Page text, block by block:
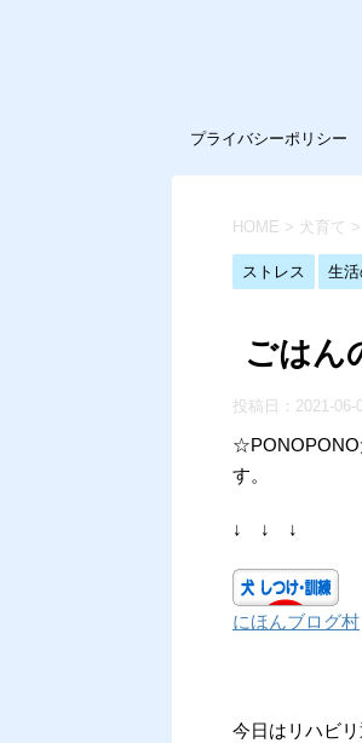
プライバシーポリシー
HOME > 犬育て >
ストレス 生
ごはん
投稿日： 2021-06-
☆PONOPONO
す。
↓ ↓ ↓
にほんブログ村
今日はリハビ